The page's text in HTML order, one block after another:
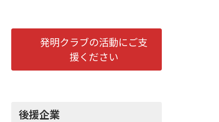
発明クラブの活動にご支
援ください
後援企業